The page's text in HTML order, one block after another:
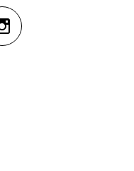
INSTAGRAM